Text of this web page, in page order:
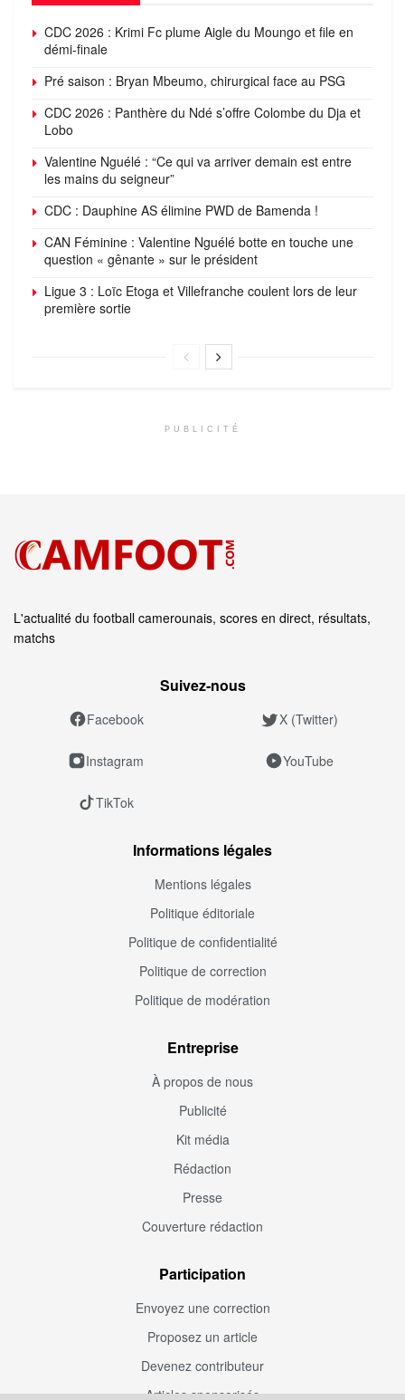
CDC 2026 : Krimi Fc plume Aigle du Moungo et file en
démi-finale
Pré saison : Bryan Mbeumo, chirurgical face au PSG
CDC 2026 : Panthère du Ndé s’offre Colombe du Dja et
Lobo
Valentine Nguélé : “Ce qui va arriver demain est entre
les mains du seigneur”
CDC : Dauphine AS élimine PWD de Bamenda !
CAN Féminine : Valentine Nguélé botte en touche une
question « gênante » sur le président
Ligue 3 : Loïc Etoga et Villefranche coulent lors de leur
première sortie
PUBLICITÉ
L'actualité du football camerounais, scores en direct, résultats,
matchs
Suivez‑nous
Facebook X (Twitter)
Instagram YouTube
TikTok
Informations légales
Mentions légales
Politique éditoriale
Politique de confidentialité
Politique de correction
Politique de modération
Entreprise
À propos de nous
Publicité
Kit média
Rédaction
Presse
Couverture rédaction
Participation
Envoyez une correction
Proposez un article
Devenez contributeur
Articles sponsorisés